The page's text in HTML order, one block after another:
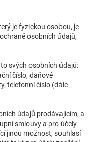
je fyzickou osobou, je
osobních údajů,
svých osobních údajů:
číslo, daňové
telefonní číslo (dále
údajů prodávajícím, a
smlouvy a pro účely
jinou možnost, souhlasí